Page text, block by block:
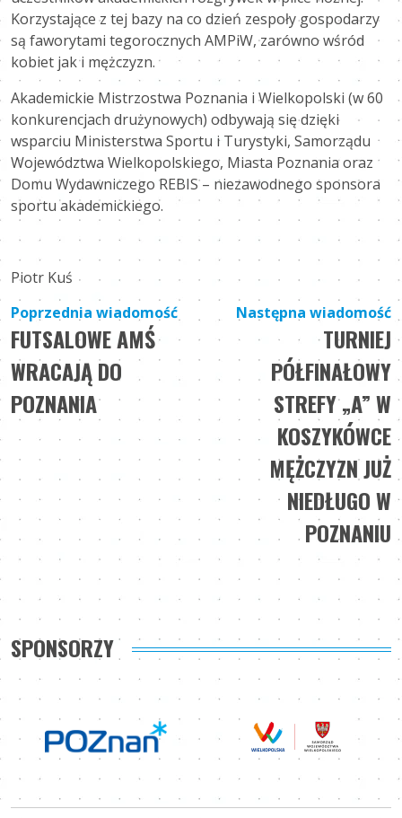
Korzystające z tej bazy na co dzień zespoły gospodarzy
są faworytami tegorocznych AMPiW, zarówno wśród
kobiet jak i mężczyzn.
Akademickie Mistrzostwa Poznania i Wielkopolski (w 60
konkurencjach drużynowych) odbywają się dzięki
wsparciu Ministerstwa Sportu i Turystyki, Samorządu
Województwa Wielkopolskiego, Miasta Poznania oraz
Domu Wydawniczego REBIS – niezawodnego sponsora
sportu akademickiego.
Piotr Kuś
Nawigacja
wpisu
Poprzednia wiadomość
FUTSALOWE AMŚ
WRACAJĄ DO
POZNANIA
Następna wiadomość
TURNIEJ
PÓŁFINAŁOWY
STREFY „A” W
KOSZYKÓWCE
MĘŻCZYZN JUŻ
NIEDŁUGO W
POZNANIU
SPONSORZY